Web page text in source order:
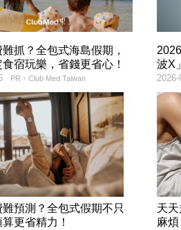
抓？全包式海島假期，
宿玩樂，省錢更省心！
PR・Club Med Taiwan
波X
2026-
預測？全包式假期不只
更省精力！
天
麻煩